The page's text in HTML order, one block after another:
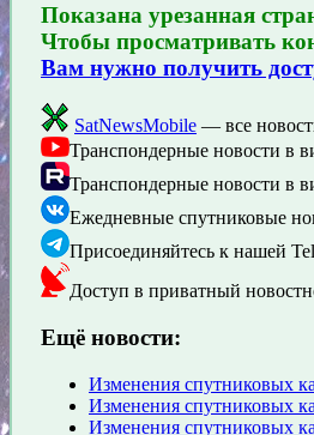
Показана урезанная
Чтобы просматривать
Вам нужно получить
SatNewsMobile — все
Транспондерные новости в
Транспондерные новости в
Ежедневные спутниковые
Присоединяйтесь к нашей
Доступ в приватный
Ещё новости:
Изменения спутниковых
Изменения спутниковых
Изменения спутниковых